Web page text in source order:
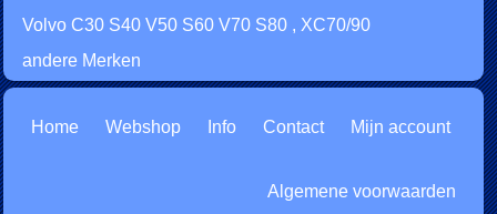
Volvo C30 S40 V50 S60 V70 S80 , XC70/90
andere Merken
Home Webshop Info Contact Mijn account
Algemene voorwaarden